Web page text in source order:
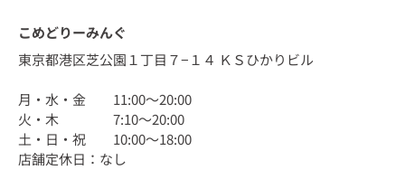
こめどりーみんぐ
東京都港区芝公園１丁目７−１４ ＫＳひかりビル
月・水・金 11:00〜20:00
火・木 7:10〜20:00
土・日・祝 10:00〜18:00
店舗定休日：なし